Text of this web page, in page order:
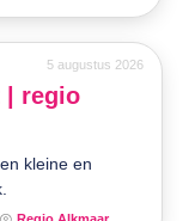
5 augustus 2026
| regio
kleine en